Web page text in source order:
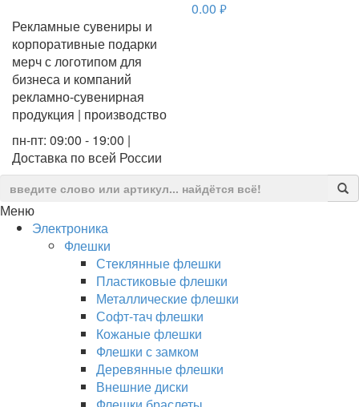
Рекламные сувениры и
корпоративные подарки
мерч с логотипом для
бизнеса и компаний
рекламно-сувенирная
продукция | производство
пн-пт: 09:00 - 19:00 |
Доставка по всей России
0.00 руб.
Меню
Электроника
Флешки
Стеклянные флешки
Пластиковые флешки
Металлические флешки
Софт-тач флешки
Кожаные флешки
Флешки с замком
Деревянные флешки
Внешние диски